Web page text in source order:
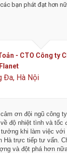
bạn phát đạt hơn
- CTO Công ty
Đa, Hà Nội
ơn đội ngũ công
độ nhiệt tình và tốc
khi làm việc với
Hà trực tiếp tư vấn.
và đột phá hơn